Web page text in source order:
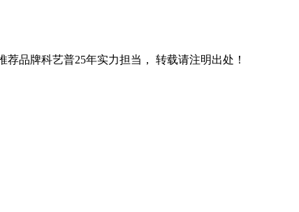
荐品牌科艺普25年实力担当， 转载请注明出处！